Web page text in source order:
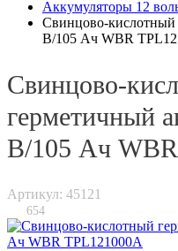
Аккумуляторы 12
Свинцово-кислотный
В/105 Ач WBR
Свинцово-
герметичный
В/105 Ач
Артикул: 45121
654